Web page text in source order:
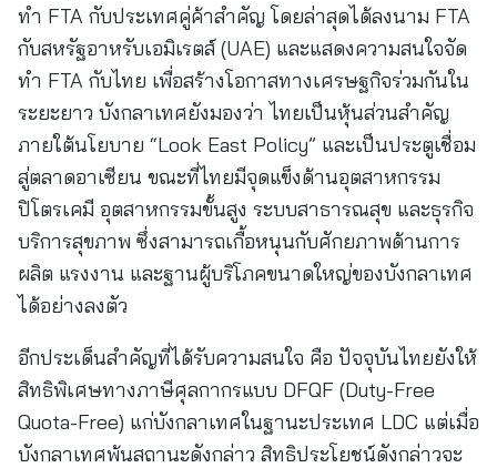
ทำ FTA กับประเทศคู่ค้าสำคัญ โดยล่าสุดได้ลงนาม FTA
กับสหรัฐอาหรับเอมิเรตส์ (UAE) และแสดงความสนใจจัด
ทำ FTA กับไทย เพื่อสร้างโอกาสทางเศรษฐกิจร่วมกันใน
ระยะยาว บังกลาเทศยังมองว่า ไทยเป็นหุ้นส่วนสำคัญ
ภายใต้นโยบาย “Look East Policy” และเป็นประตูเชื่อม
สู่ตลาดอาเซียน ขณะที่ไทยมีจุดแข็งด้านอุตสาหกรรม
ปิโตรเคมี อุตสาหกรรมขั้นสูง ระบบสาธารณสุข และธุรกิจ
บริการสุขภาพ ซึ่งสามารถเกื้อหนุนกับศักยภาพด้านการ
ผลิต แรงงาน และฐานผู้บริโภคขนาดใหญ่ของบังกลาเทศ
ได้อย่างลงตัว
อีกประเด็นสำคัญที่ได้รับความสนใจ คือ ปัจจุบันไทยยังให้
สิทธิพิเศษทางภาษีศุลกากรแบบ DFQF (Duty-Free
Quota-Free) แก่บังกลาเทศในฐานะประเทศ LDC แต่เมื่อ
บังกลาเทศพ้นสถานะดังกล่าว สิทธิประโยชน์ดังกล่าวจะ